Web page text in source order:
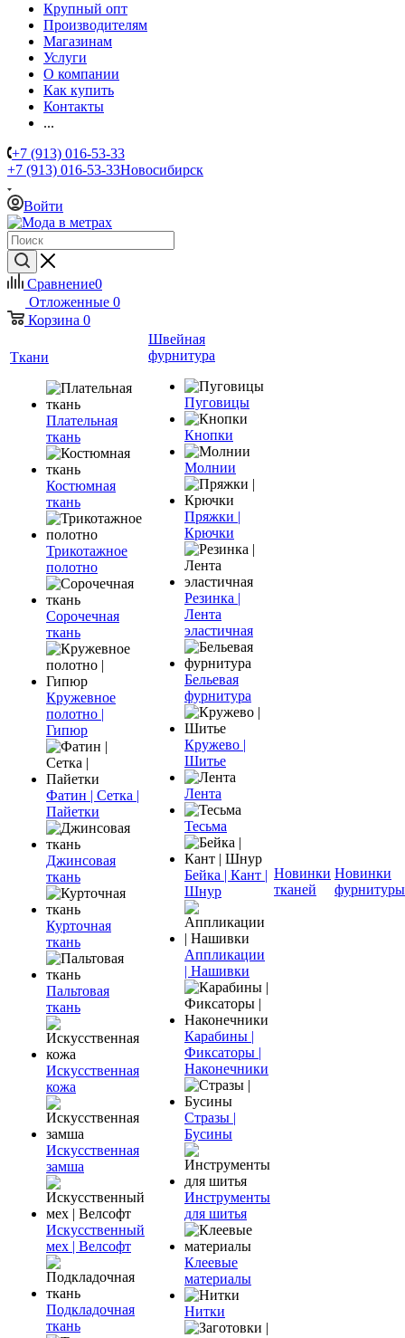
Крупный опт
Производителям
Магазинам
Услуги
О компании
Как купить
Контакты
...
+7 (913) 016-53-33
+7 (913) 016-53-33Новосибирск
Войти
Сравнение0
Отложенные 0
Корзина 0
Ткани
Плательная
ткань
Костюмная
ткань
Трикотажное
полотно
Сорочечная
ткань
Кружевное
полотно |
Гипюр
Фатин | Сетка |
Пайетки
Джинсовая
ткань
Курточная
ткань
Пальтовая
ткань
Искусственная
кожа
Искусственная
замша
Искусственный
мех | Велсофт
Подкладочная
ткань
Швейная
фурнитура
Пуговицы
Кнопки
Молнии
Пряжки |
Крючки
Резинка |
Лента
эластичная
Бельевая
фурнитура
Кружево |
Шитье
Лента
Тесьма
Бейка | Кант |
Шнур
Аппликации
| Нашивки
Карабины |
Фиксаторы |
Наконечники
Стразы |
Бусины
Инструменты
для шитья
Клеевые
материалы
Нитки
Новинки
тканей
Новинки
фурнитуры